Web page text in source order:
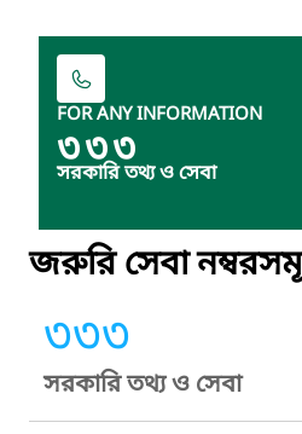
FOR ANY INFORMATION
৩৩৩
সরকারি তথ্য ও সেবা
জরুরি সেবা
৩৩৩
সরকারি তথ্য ও সেবা